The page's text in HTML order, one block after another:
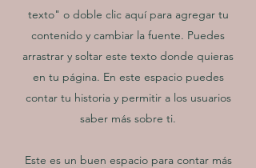
texto" o doble clic aquí para agregar tu
contenido y cambiar la fuente. Puedes
arrastrar y soltar este texto donde quieras
en tu página. En este espacio puedes
contar tu historia y permitir a los usuarios
saber más sobre ti.
Este es un buen espacio para contar más